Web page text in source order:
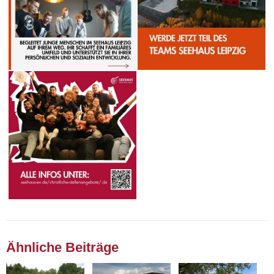
Ähnliche Beiträge